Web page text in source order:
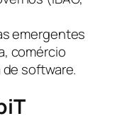
emergentes
comércio
software.